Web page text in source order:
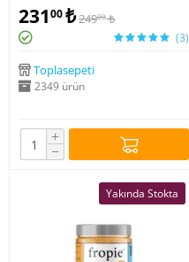
23100₺24900 ₺
(3)
Toplasepeti
2349 ürün
+
−
Yakında Stokta